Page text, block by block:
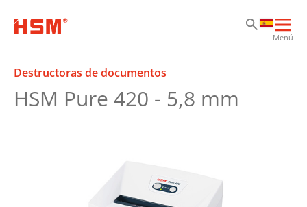
Menú
Destructoras de documentos
HSM Pure 420 - 5,8 mm